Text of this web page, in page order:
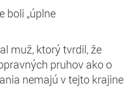
boli „úplne
muž, ktorý tvrdil, že
pruhov ako o
nemajú v tejto krajine